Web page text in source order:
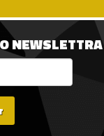
NEWSLETTRA